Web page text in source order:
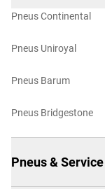
Pneus Continental
Pneus Uniroyal
Pneus Barum
Pneus Bridgestone
Pneus &